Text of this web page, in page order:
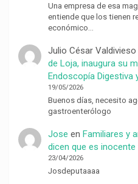
Una empresa de esa
entiende que los tienen
económico…
Julio César
de Loja, inaugura su
Endoscopía Digestiva
19/05/2026
Buenos días, necesito
gastroenterólogo
Jose en Familiares y
dicen que es inocente
23/04/2026
Josdeputaaaa